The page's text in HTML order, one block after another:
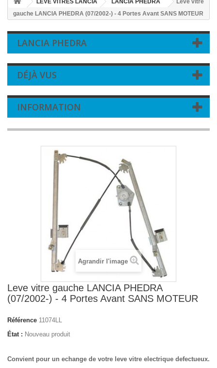
LEVE VITRES LANCIA LANCIA PHEDRA
Leve vitre
gauche LANCIA PHEDRA (07/2002-) - 4 Portes Avant SANS MOTEUR
LANCIA PHEDRA
DÉJÀ VUS
INFORMATION
Agrandir l'image
Leve vitre gauche LANCIA PHEDRA
(07/2002-) - 4 Portes Avant SANS MOTEUR
Référence 11074LL
État : Nouveau produit
Convient pour un echange de votre leve vitre electrique defectueux.